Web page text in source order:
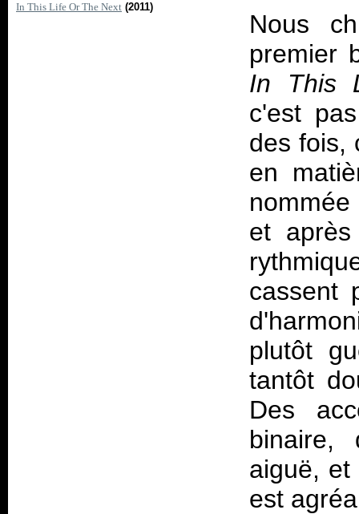
In This Life Or The Next (2011)
Nous
premier
In This
c'est
des fois,
en
et
cassent
plutôt
tantôt
Des
binaire,
aiguë, et
est